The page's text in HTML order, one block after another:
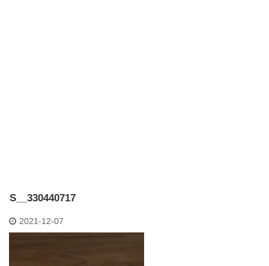
S__330440717
2021-12-07